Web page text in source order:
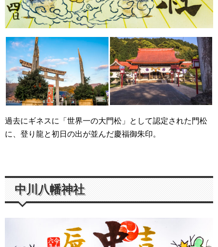
過去にギネスに「世界一の大門松」として認定された門松
に、登り龍と初日の出が並んだ慶福御朱印。
中川八幡神社